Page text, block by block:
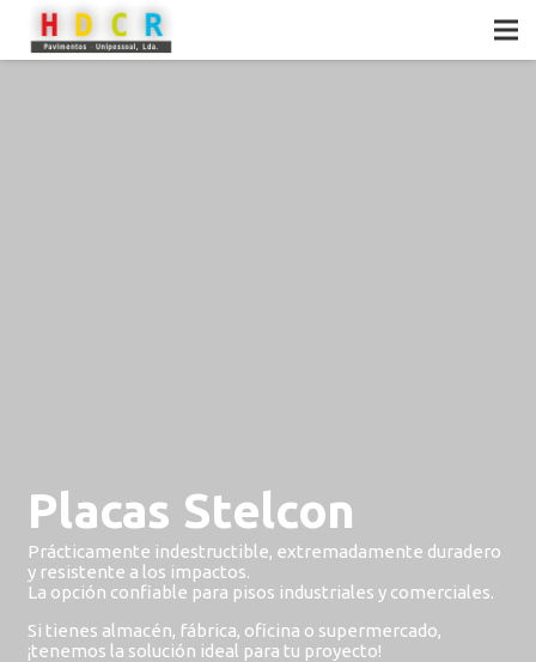
Placas Stelcon
Prácticamente indestructible, extremadamente duradero
y resistente a los impactos.
La opción confiable para pisos industriales y comerciales.
Si tienes almacén, fábrica, oficina o supermercado,
¡tenemos la solución ideal para tu proyecto!